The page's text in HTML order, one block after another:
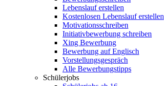
Lebenslauf erstellen
Kostenlosen Lebenslauf erstellen
Motivationsschreiben
Initiativbewerbung schreiben
Xing Bewerbung
Bewerbung auf Englisch
Vorstellungsgespräch
Alle Bewerbungstipps
Schülerjobs